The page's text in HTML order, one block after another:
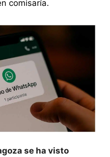
comisaría.
se ha visto